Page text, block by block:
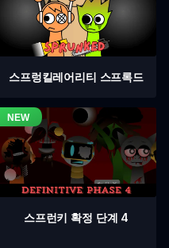
스프렁킬레어리티 스프록드
스프런키 확정 단계 4